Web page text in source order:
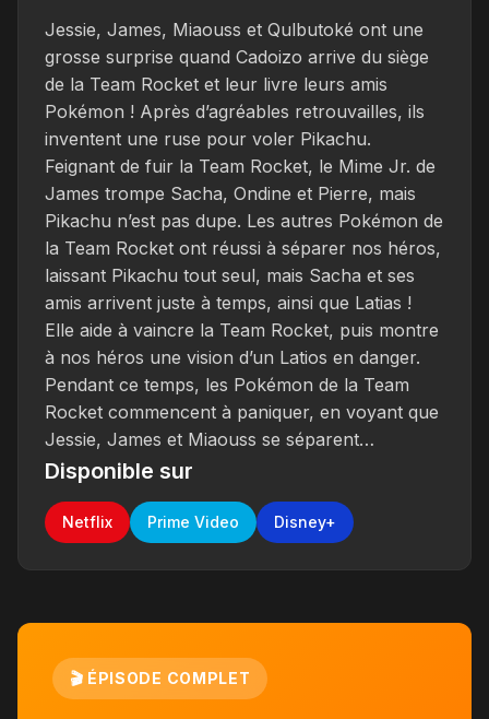
Jessie, James, Miaouss et Qulbutoké ont une
grosse surprise quand Cadoizo arrive du siège
de la Team Rocket et leur livre leurs amis
Pokémon ! Après d’agréables retrouvailles, ils
inventent une ruse pour voler Pikachu.
Feignant de fuir la Team Rocket, le Mime Jr. de
James trompe Sacha, Ondine et Pierre, mais
Pikachu n’est pas dupe. Les autres Pokémon de
la Team Rocket ont réussi à séparer nos héros,
laissant Pikachu tout seul, mais Sacha et ses
amis arrivent juste à temps, ainsi que Latias !
Elle aide à vaincre la Team Rocket, puis montre
à nos héros une vision d’un Latios en danger.
Pendant ce temps, les Pokémon de la Team
Rocket commencent à paniquer, en voyant que
Jessie, James et Miaouss se séparent…
Disponible sur
Netflix Prime Video Disney+
🎬 ÉPISODE COMPLET